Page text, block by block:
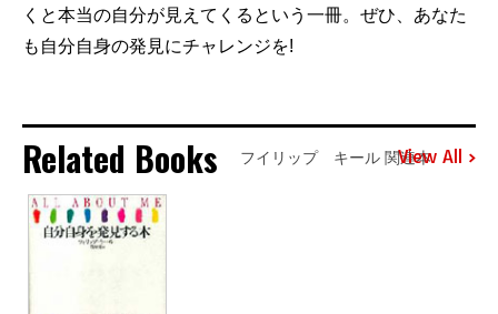
くと本当の自分が見えてくるという一冊。ぜひ、あなた
も自分自身の発見にチャレンジを!
Related Books フイリップ キール 関連本
View All